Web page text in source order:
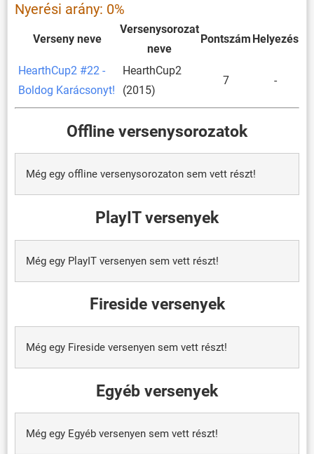
Nyerési arány: 0%
Verseny neve
Versenysorozat
neve
Pontszám Helyezés
HearthCup2 #22 -
Boldog Karácsonyt!
HearthCup2
(2015)
7 -
Offline versenysorozatok
Még egy offline versenysorozaton sem vett részt!
PlayIT versenyek
Még egy PlayIT versenyen sem vett részt!
Fireside versenyek
Még egy Fireside versenyen sem vett részt!
Egyéb versenyek
Még egy Egyéb versenyen sem vett részt!